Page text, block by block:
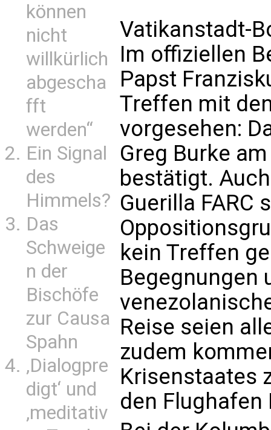
können
nicht
willkürlich
abgescha
fft
werden“
Ein Signal
des
Himmels?
Das
Schweige
n der
Bischöfe
zur Causa
Spahn
‚Dialogpre
digt‘ und
‚meditativ
Vatikanstadt-
Im offiziellen
Papst
Treffen mit
vorgesehen:
Greg Burke
bestätigt.
Guerilla FARC
kein Treffen
Begegnungen
Reise seien
zudem
Krisenstaates
den Flughafen